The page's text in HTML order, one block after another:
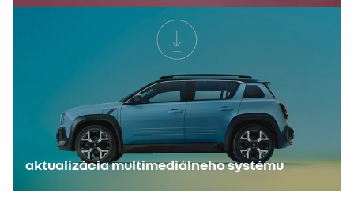
aktualizácia multimediálneho systému